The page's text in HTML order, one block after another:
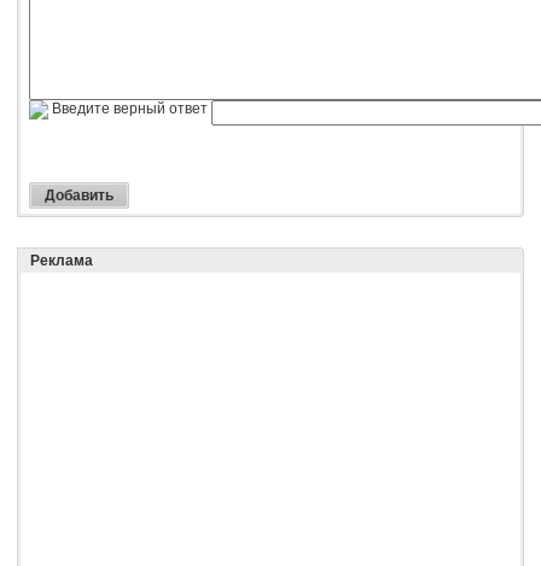
Введите верный ответ
Реклама